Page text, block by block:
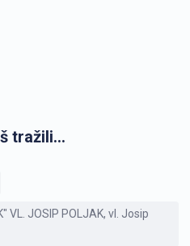
tražili...
VL. JOSIP POLJAK, vl. Josip